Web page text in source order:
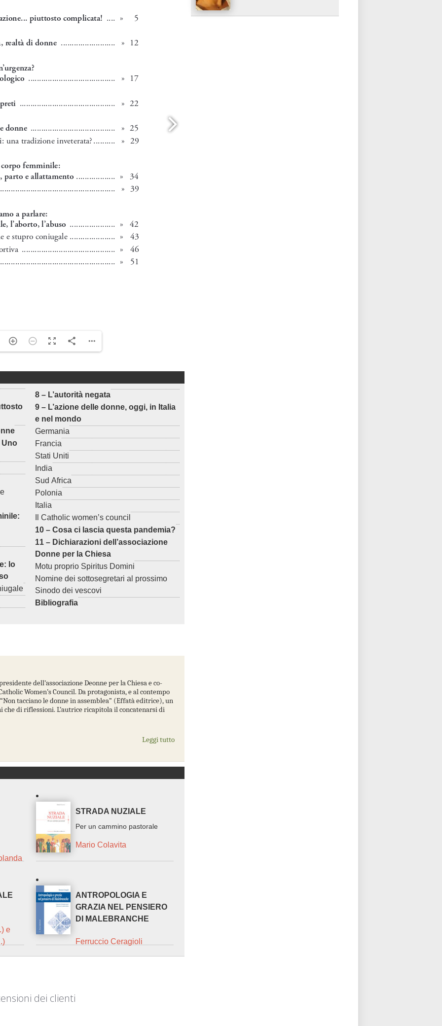
Uno
lo
8 – L’autorità negata
9 – L’azione delle donne, oggi, in Italia
e nel mondo
Germania
Francia
Stati Uniti
India
Sud Africa
Polonia
Italia
Il Catholic women’s council
10 – Cosa ci lascia questa pandemia?
11 – Dichiarazioni dell’associazione
Donne per la Chiesa
Motu proprio Spiritus Domini
Nomine dei sottosegretari al prossimo
Sinodo dei vescovi
Bibliografia
dell’associazione Deonne per la Chiesa e co-
Women’s Council. Da protagonista, e al contempo
tacciano le donne in assemblea” (Effatà editrice), un
di riflessioni. L’autrice ricapitola il concatenarsi di
Leggi tutto
STRADA NUZIALE
Per un cammino pastorale
Mario Colavita
e
ANTROPOLOGIA E
GRAZIA NEL PENSIERO
DI MALEBRANCHE
Ferruccio Ceragioli
dei clienti